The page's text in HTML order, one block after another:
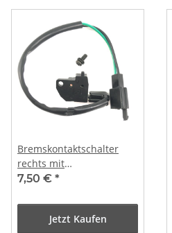
Bremskontaktschalter
rechts mit
Anschlusskabel
7,50 € *
Jetzt Kaufen